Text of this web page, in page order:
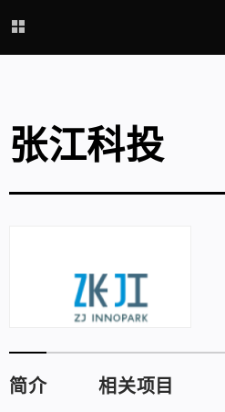
张江科投
简介 相关项目